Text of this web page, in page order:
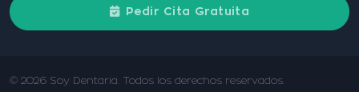
Pedir Cita Gratuita
© 2026 Soy Dentaria. Todos los derechos reservados.